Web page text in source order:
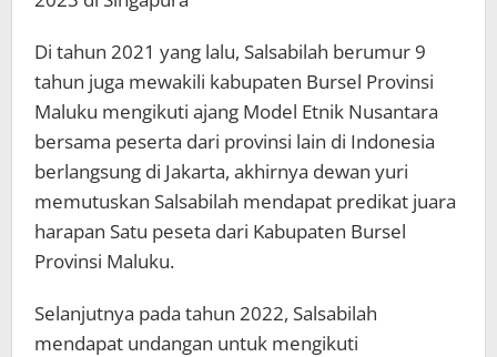
Di tahun 2021 yang lalu, Salsabilah berumur 9
tahun juga mewakili kabupaten Bursel Provinsi
Maluku mengikuti ajang Model Etnik Nusantara
bersama peserta dari provinsi lain di Indonesia
berlangsung di Jakarta, akhirnya dewan yuri
memutuskan Salsabilah mendapat predikat juara
harapan Satu peseta dari Kabupaten Bursel
Provinsi Maluku.
Selanjutnya pada tahun 2022, Salsabilah
mendapat undangan untuk mengikuti